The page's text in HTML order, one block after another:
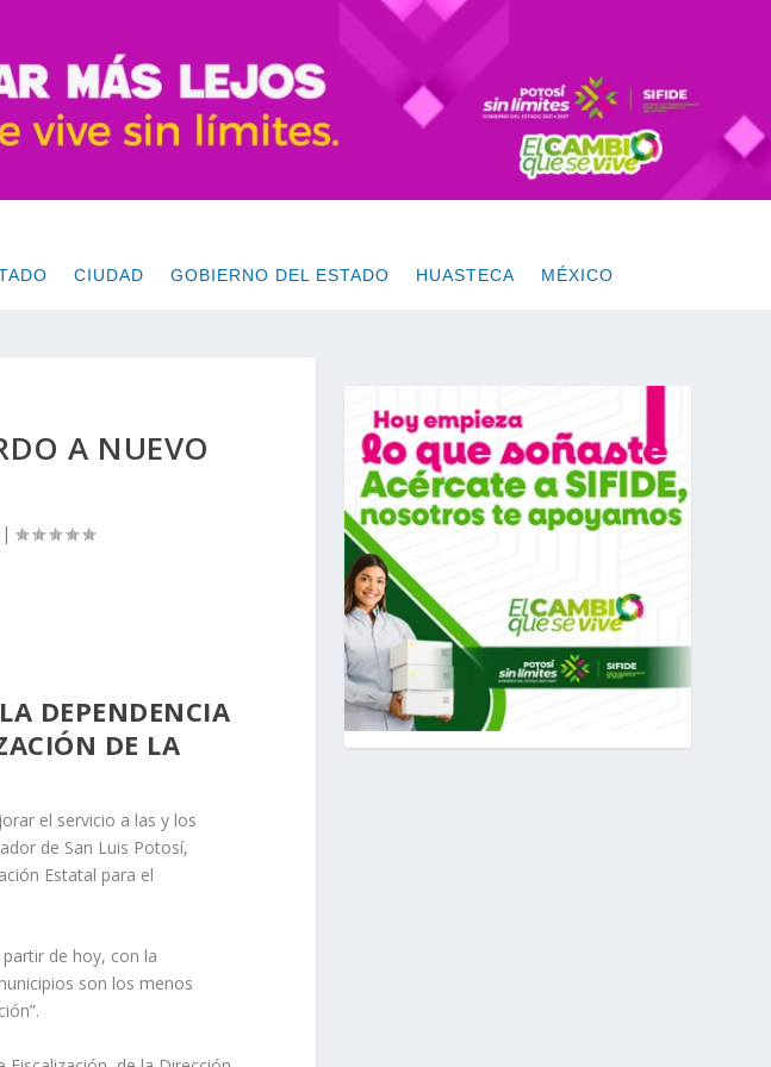
CIUDAD GOBIERNO DEL ESTADO HUASTECA MÉXICO
A NUEVO
DEPENDENCIA
DE LA
el servicio a las y los
de San Luis Potosí,
Estatal para el
de hoy, con la
son los menos